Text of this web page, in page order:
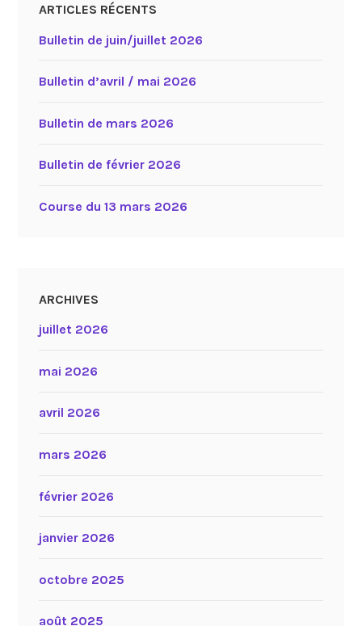
ARTICLES RÉCENTS
Bulletin de juin/juillet 2026
Bulletin d’avril / mai 2026
Bulletin de mars 2026
Bulletin de février 2026
Course du 13 mars 2026
ARCHIVES
juillet 2026
mai 2026
avril 2026
mars 2026
février 2026
janvier 2026
octobre 2025
août 2025